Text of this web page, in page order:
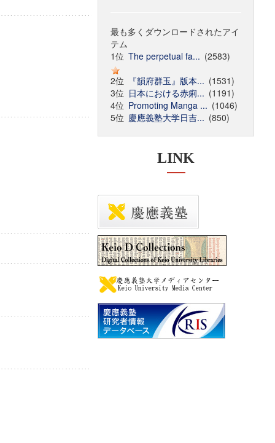
最も多くダウンロードされたアイ
テム
1位 The perpetual fa... (2583)
2位
『韻府群玉』版本... (1531)
3位 日本における赤痢... (1191)
4位 Promoting Manga ... (1046)
5位 慶應義塾大学日吉... (850)
LINK